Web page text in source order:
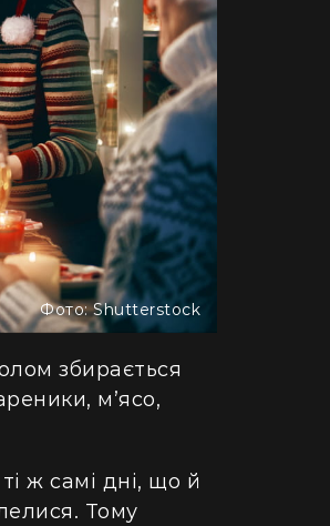
на райський
Фото: Shutterstock
збирається
м’ясо,
ж самі дні, що й
Тому